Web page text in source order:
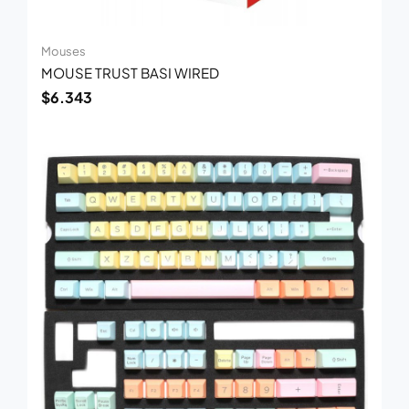
Mouses
MOUSE TRUST BASI WIRED
$6.343